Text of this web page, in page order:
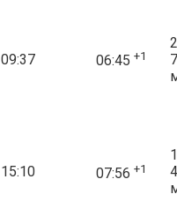
09:37 06:45 +1
7
15:10 07:56 +1